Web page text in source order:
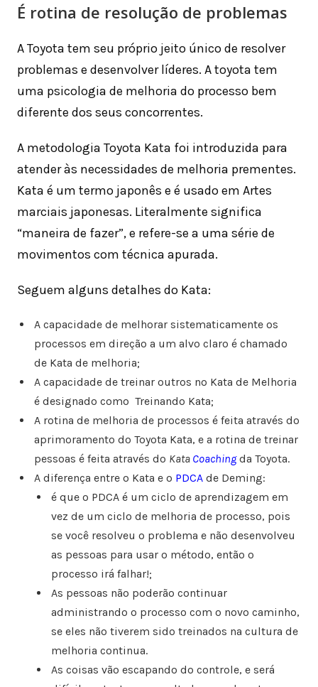
É rotina de resolução de problemas
A Toyota tem seu próprio jeito único de resolver
problemas e desenvolver líderes. A toyota tem
uma psicologia de melhoria do processo bem
diferente dos seus concorrentes.
A metodologia Toyota Kata foi introduzida para
atender às necessidades de melhoria prementes.
Kata é um termo japonês e é usado em Artes
marciais japonesas. Literalmente significa
“maneira de fazer”, e refere-se a uma série de
movimentos com técnica apurada.
Seguem alguns detalhes do Kata:
A capacidade de melhorar sistematicamente os
processos em direção a um alvo claro é chamado
de Kata de melhoria;
A capacidade de treinar outros no Kata de Melhoria
é designado como Treinando Kata;
A rotina de melhoria de processos é feita através do
aprimoramento do Toyota Kata, e a rotina de treinar
pessoas é feita através do Kata Coachingda Toyota.
A diferença entre o Kata e o PDCA de Deming:
é que o PDCA é um ciclo de aprendizagem em
vez de um ciclo de melhoria de processo, pois
se você resolveu o problema e não desenvolveu
as pessoas para usar o método, então o
processo irá falhar!;
As pessoas não poderão continuar
administrando o processo com o novo caminho,
se eles não tiverem sido treinados na cultura de
melhoria continua.
As coisas vão escapando do controle, e será